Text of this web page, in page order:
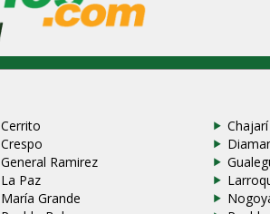
Cerrito
Chajarí
Crespo
General Ramirez
La Paz
María Grande